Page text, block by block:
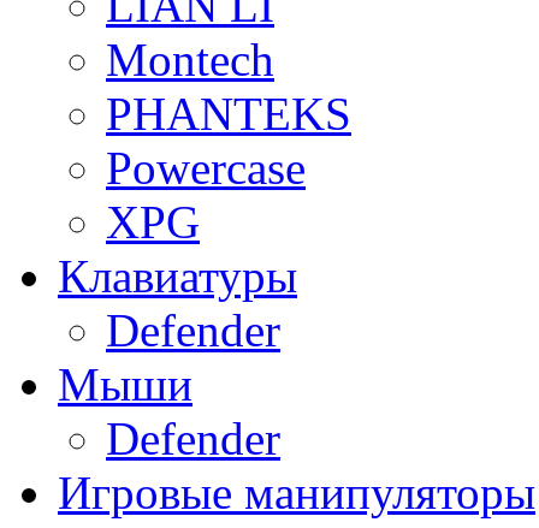
Montech
PHANTEKS
Powercase
XPG
Клавиатуры
Defender
Мыши
Defender
Игровые манипуляторы